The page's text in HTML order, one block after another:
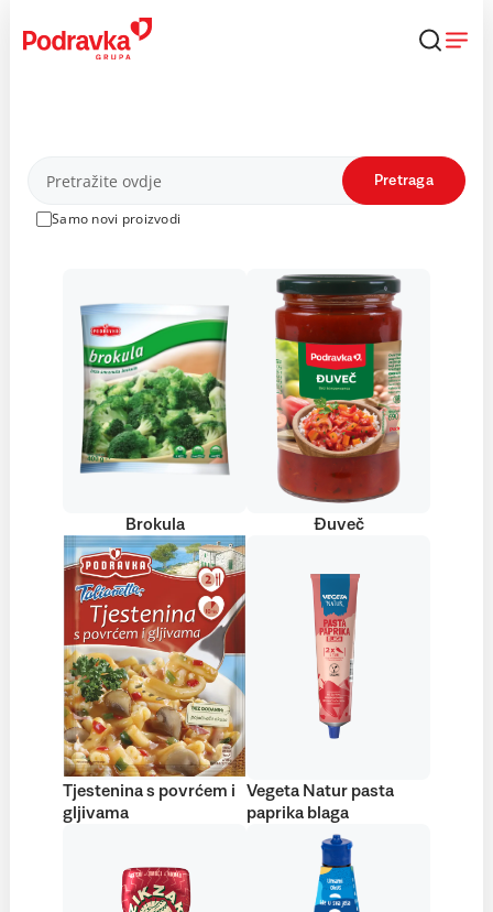
content
Proizvodi
Samo novi proizvodi
Pretraga
Brokula Đuveč
Tjestenina s povrćem i
gljivama
Vegeta Natur pasta
paprika blaga